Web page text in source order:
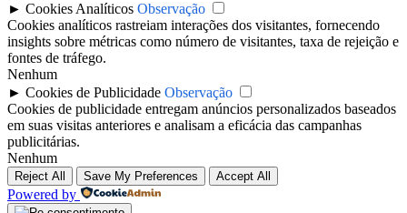
► Cookies Analíticos Observação
Cookies analíticos rastreiam interações dos visitantes, fornecendo
insights sobre métricas como número de visitantes, taxa de rejeição e
fontes de tráfego.
Nenhum
► Cookies de Publicidade Observação
Cookies de publicidade entregam anúncios personalizados baseados
em suas visitas anteriores e analisam a eficácia das campanhas
publicitárias.
Nenhum
Reject All Save My Preferences Accept All
Powered by